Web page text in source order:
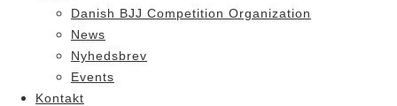
Danish BJJ Competition Organization
News
Nyhedsbrev
Events
Kontakt